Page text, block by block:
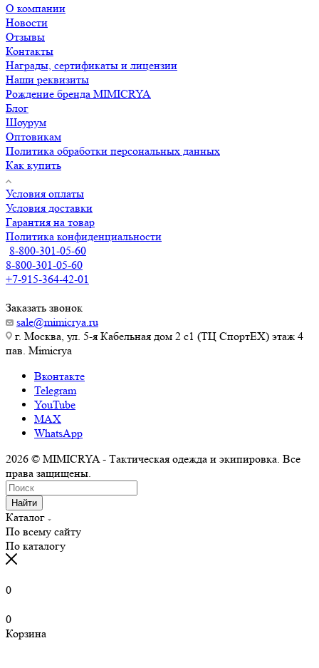
О компании
Новости
Отзывы
Контакты
Награды, сертификаты и лицензии
Наши реквизиты
Рождение бренда MIMICRYA
Блог
Шоурум
Оптовикам
Политика обработки персональных данных
Как купить
Условия оплаты
Условия доставки
Гарантия на товар
Политика конфиденциальности
8-800-301-05-60
8-800-301-05-60
+7-915-364-42-01
Заказать звонок
sale@mimicrya.ru
г. Москва, ул. 5-я Кабельная дом 2 с1 (ТЦ СпортEX) этаж 4
пав. Mimicrya
Вконтакте
Telegram
YouTube
MAX
WhatsApp
2026 © MIMICRYA - Тактическая одежда и экипировка. Все
права защищены.
Найти
Каталог
По всему сайту
По каталогу
0
0
Корзина